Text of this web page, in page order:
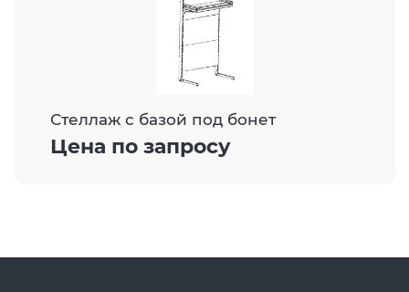
Стеллаж с базой под бонет
Цена по запросу